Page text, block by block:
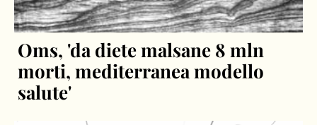
Oms, 'da diete malsane 8 mln
morti, mediterranea modello
salute'